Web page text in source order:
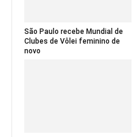
São Paulo recebe Mundial de
Clubes de Vôlei feminino de
novo